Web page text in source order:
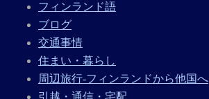
フィンランド語
ブログ
交通事情
住まい・暮らし
周辺旅行-フィンランドから他国へ